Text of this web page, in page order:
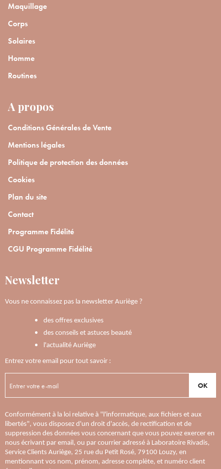
Maquillage
Corps
Solaires
Homme
Routines
A propos
Conditions Générales de Vente
Mentions légales
Politique de protection des données
Cookies
Plan du site
Contact
Programme Fidélité
CGU Programme Fidélité
Newsletter
Vous ne connaissez pas la newsletter Auriège ?
des offres exclusives
des conseils et astuces beauté
l'actualité Auriège
Entrez votre email pour tout savoir :
OK
Conformément à la loi relative à "l'informatique, aux fichiers et aux
libertés", vous disposez d'un droit d'accès, de rectification et de
suppression des données vous concernant que vous pouvez exercer en
nous écrivant par email, ou par courrier adressé à Laboratoire Rivadis,
Service Clients Auriège, 25 rue du Petit Rosé, 79100 Louzy, en
mentionnant vos nom, prénom, adresse complète, et numéro client